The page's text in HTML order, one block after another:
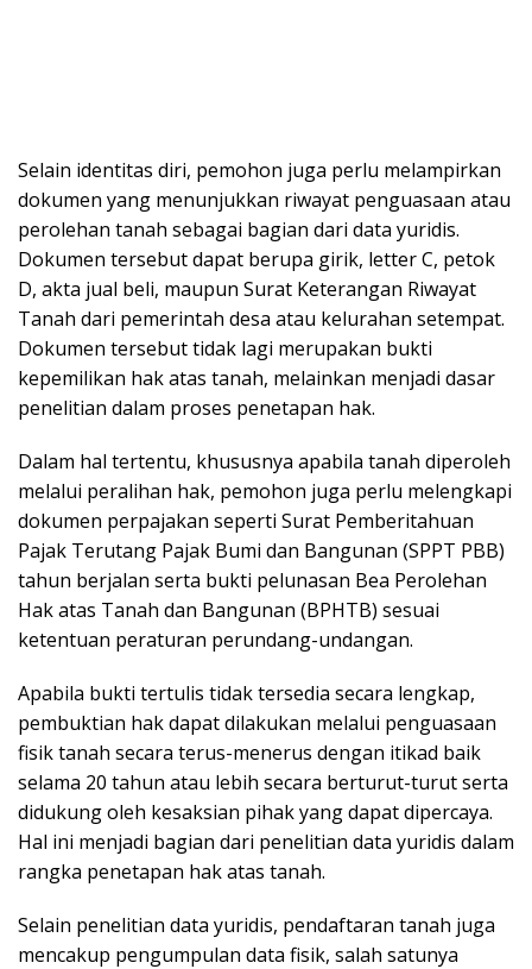
Selain identitas diri, pemohon juga perlu melampirkan
dokumen yang menunjukkan riwayat penguasaan atau
perolehan tanah sebagai bagian dari data yuridis.
Dokumen tersebut dapat berupa girik, letter C, petok
D, akta jual beli, maupun Surat Keterangan Riwayat
Tanah dari pemerintah desa atau kelurahan setempat.
Dokumen tersebut tidak lagi merupakan bukti
kepemilikan hak atas tanah, melainkan menjadi dasar
penelitian dalam proses penetapan hak.
Dalam hal tertentu, khususnya apabila tanah diperoleh
melalui peralihan hak, pemohon juga perlu melengkapi
dokumen perpajakan seperti Surat Pemberitahuan
Pajak Terutang Pajak Bumi dan Bangunan (SPPT PBB)
tahun berjalan serta bukti pelunasan Bea Perolehan
Hak atas Tanah dan Bangunan (BPHTB) sesuai
ketentuan peraturan perundang-undangan.
Apabila bukti tertulis tidak tersedia secara lengkap,
pembuktian hak dapat dilakukan melalui penguasaan
fisik tanah secara terus-menerus dengan itikad baik
selama 20 tahun atau lebih secara berturut-turut serta
didukung oleh kesaksian pihak yang dapat dipercaya.
Hal ini menjadi bagian dari penelitian data yuridis dalam
rangka penetapan hak atas tanah.
Selain penelitian data yuridis, pendaftaran tanah juga
mencakup pengumpulan data fisik, salah satunya